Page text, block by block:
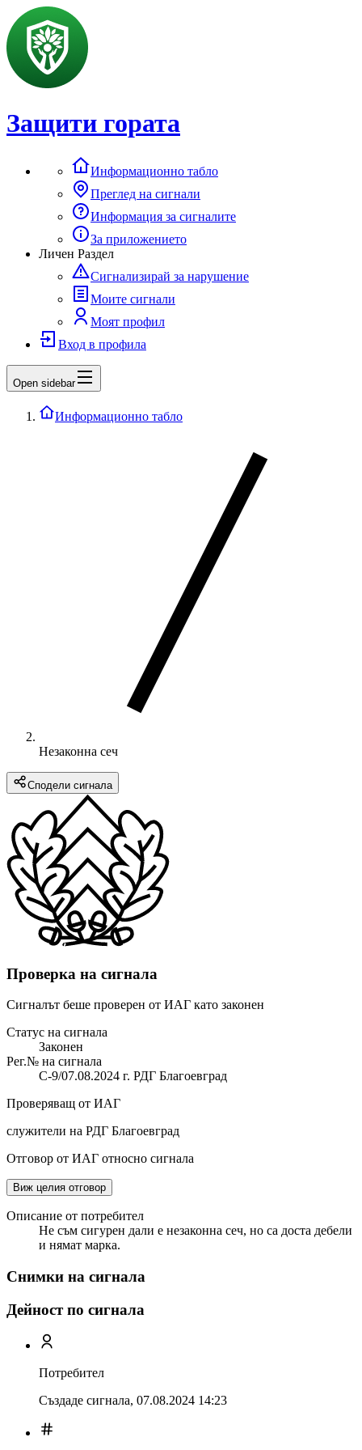
Защити гората
Информационно табло
Преглед на сигнали
Информация за сигналите
За приложението
Личен Раздел
Сигнализирай за нарушение
Моите сигнали
Моят профил
Вход в профила
Open sidebar
Информационно табло
Незаконна сеч
Сподели сигнала
Проверка на сигнала
Сигналът беше проверен от ИАГ като законен
Статус на сигнала
Законен
Рег.№ на сигнала
С-9/07.08.2024 г. РДГ Благоевград
Проверяващ от ИАГ
служители на РДГ Благоевград
Отговор от ИАГ относно сигнала
Виж целия отговор
Описание от потребител
Не съм сигурен дали е незаконна сеч, но са доста дебели
и нямат марка.
Снимки на сигнала
Дейност по сигнала
Потребител
Създаде сигнала, 07.08.2024 14:23